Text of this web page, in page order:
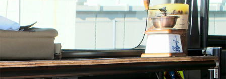
インテリア
エクステリア